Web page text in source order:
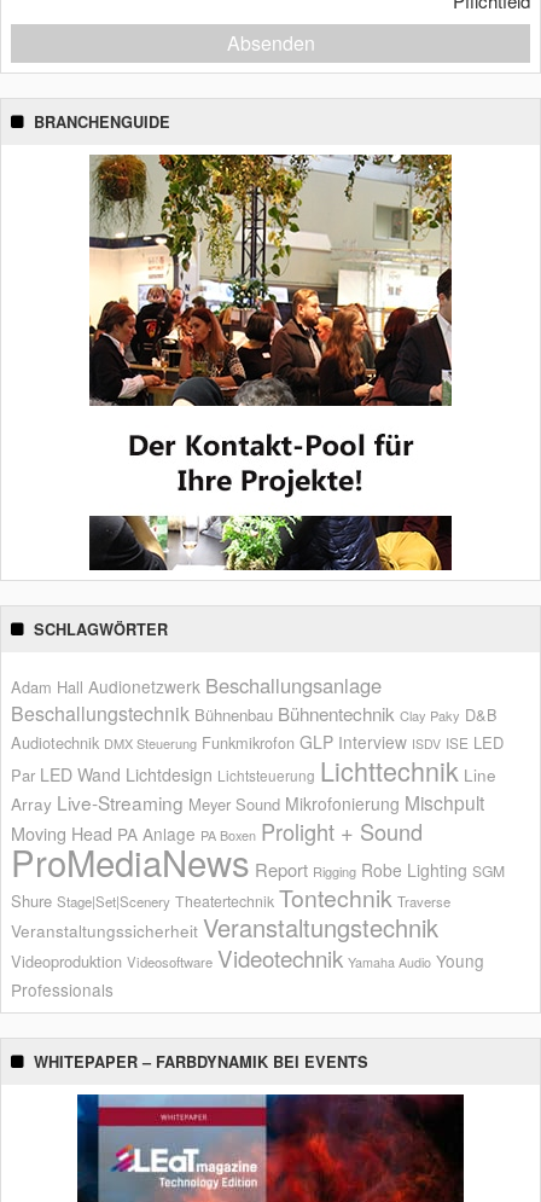
Absenden
BRANCHENGUIDE
SCHLAGWÖRTER
Adam Hall Audionetzwerk Beschallungsanlage
Beschallungstechnik Bühnenbau Bühnentechnik Clay Paky D&B
Audiotechnik DMX Steuerung Funkmikrofon GLP Interview ISDV ISE LED
Par LED Wand Lichtdesign Lichtsteuerung Lichttechnik Line
Array Live-Streaming Meyer Sound Mikrofonierung Mischpult
Moving Head PA Anlage PA Boxen Prolight + Sound
ProMediaNews Report Rigging Robe Lighting SGM
Shure Stage|Set|Scenery Theatertechnik Tontechnik Traverse
Veranstaltungssicherheit Veranstaltungstechnik
Videoproduktion Videosoftware Videotechnik Yamaha Audio Young
Professionals
WHITEPAPER – FARBDYNAMIK BEI EVENTS